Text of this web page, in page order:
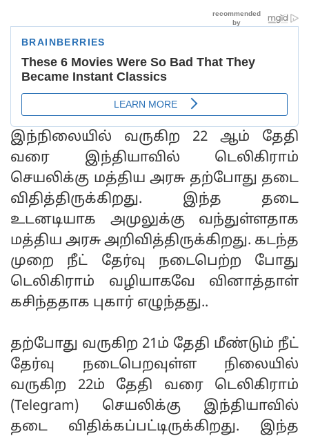
இந்நிலையில் வருகிற 22 ஆம் தேதி
வரை இந்தியாவில் டெலிகிராம்
செயலிக்கு மத்திய அரசு தற்போது தடை
விதித்திருக்கிறது. இந்த தடை
உடனடியாக அமுலுக்கு வந்துள்ளதாக
மத்திய அரசு அறிவித்திருக்கிறது. கடந்த
முறை நீட் தேர்வு நடைபெற்ற போது
டெலிகிராம் வழியாகவே வினாத்தாள்
கசிந்ததாக புகார் எழுந்தது..
தற்போது வருகிற 21ம் தேதி மீண்டும் நீட்
தேர்வு நடைபெறவுள்ள நிலையில்
வருகிற 22ம் தேதி வரை டெலிகிராம்
(Telegram) செயலிக்கு இந்தியாவில்
தடை விதிக்கப்பட்டிருக்கிறது. இந்த